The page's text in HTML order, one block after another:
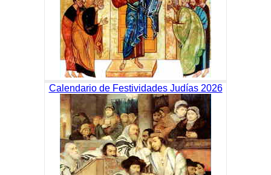
Calendario de Festividades Judías 2026